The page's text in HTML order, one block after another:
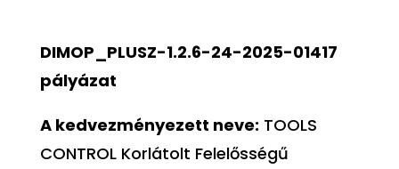
DIMOP_PLUSZ-1.2.6-24-2025-01417
pályázat
A kedvezményezett neve: TOOLS
CONTROL Korlátolt Felelősségű